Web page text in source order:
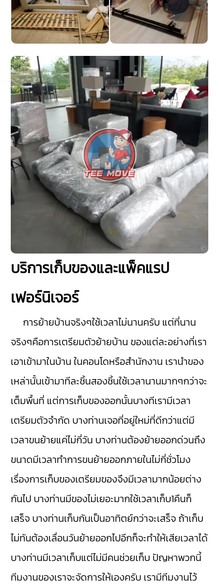
บริการเก็บของและแพ็คแรป
เฟอร์นิเจอร์
การย้ายบ้านจริงๆใช้เวลาไม่นานครับ แต่ที่นาน
จริงๆคือการเตรียมตัวย้ายบ้าน ของแต่ละอย่างที่เรา
เอาเข้ามาในบ้าน ในคอนโดหรือสำนักงาน เรานำของ
เหล่านั้นเข้ามาทีละชิ้นสองชิ้นใช้เวลานานมากๆกว่าจะ
เต็มพื้นที่ แต่การเก็บของออกนั้นบางทีเรามีเวลา
เตรียมตัวจำกัด บางท่านเจอที่อยู่ใหม่ที่ดีกว่าแต่มี
เวลาขนย้ายแค่ไม่กี่วัน บางท่านต้องย้ายออกด่วนถึง
ขนาดมีเวลาทำการขนย้ายออกภายในไม่กี่ชั่วโมง
เรื่องการเก็บของเตรียมของจึงมีเวลามากน้อยต่าง
กันไป บางท่านมีของไม่เยอะมากใช้เวลาเก็บ1คืนก็
เสร็จ บางท่านเก็บกันเป็นอาทิตย์กว่าจะเสร็จ ถ้าเก็บ
ไม่ทันต้องเลื่อนวันย้ายออกไปอีกก็จะทำให้เสียเวลาได้
บางท่านมีเวลาเก็บแต่ไม่มีคนช่วยเก็บ ปัญหาพวกนี้
ทีมงานของเราจะจัดการให้เองครับ เรามีทีมงานไว้